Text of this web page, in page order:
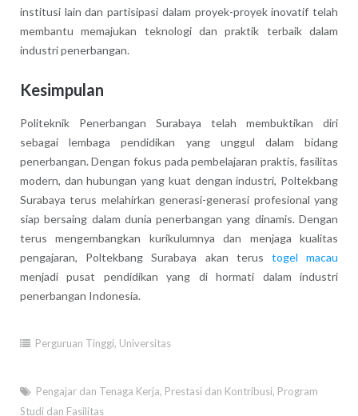
institusi lain dan partisipasi dalam proyek-proyek inovatif telah
membantu memajukan teknologi dan praktik terbaik dalam
industri penerbangan.
Kesimpulan
Politeknik Penerbangan Surabaya telah membuktikan diri
sebagai lembaga pendidikan yang unggul dalam bidang
penerbangan. Dengan fokus pada pembelajaran praktis, fasilitas
modern, dan hubungan yang kuat dengan industri, Poltekbang
Surabaya terus melahirkan generasi-generasi profesional yang
siap bersaing dalam dunia penerbangan yang dinamis. Dengan
terus mengembangkan kurikulumnya dan menjaga kualitas
pengajaran, Poltekbang Surabaya akan terus togel macau
menjadi pusat pendidikan yang di hormati dalam industri
penerbangan Indonesia.
Perguruan Tinggi, Universitas
Pengajar dan Tenaga Kerja, Prestasi dan Kontribusi, Program
Studi dan Fasilitas